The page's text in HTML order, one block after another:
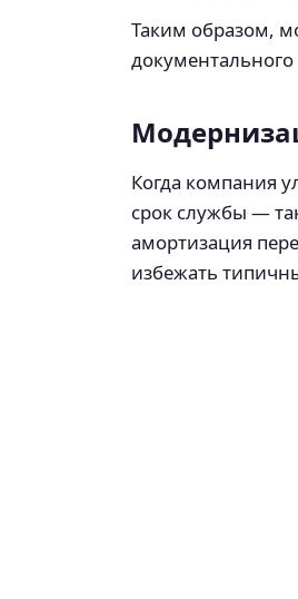
Таким образом,
Когда компания
срок службы —
амортизация
избежать